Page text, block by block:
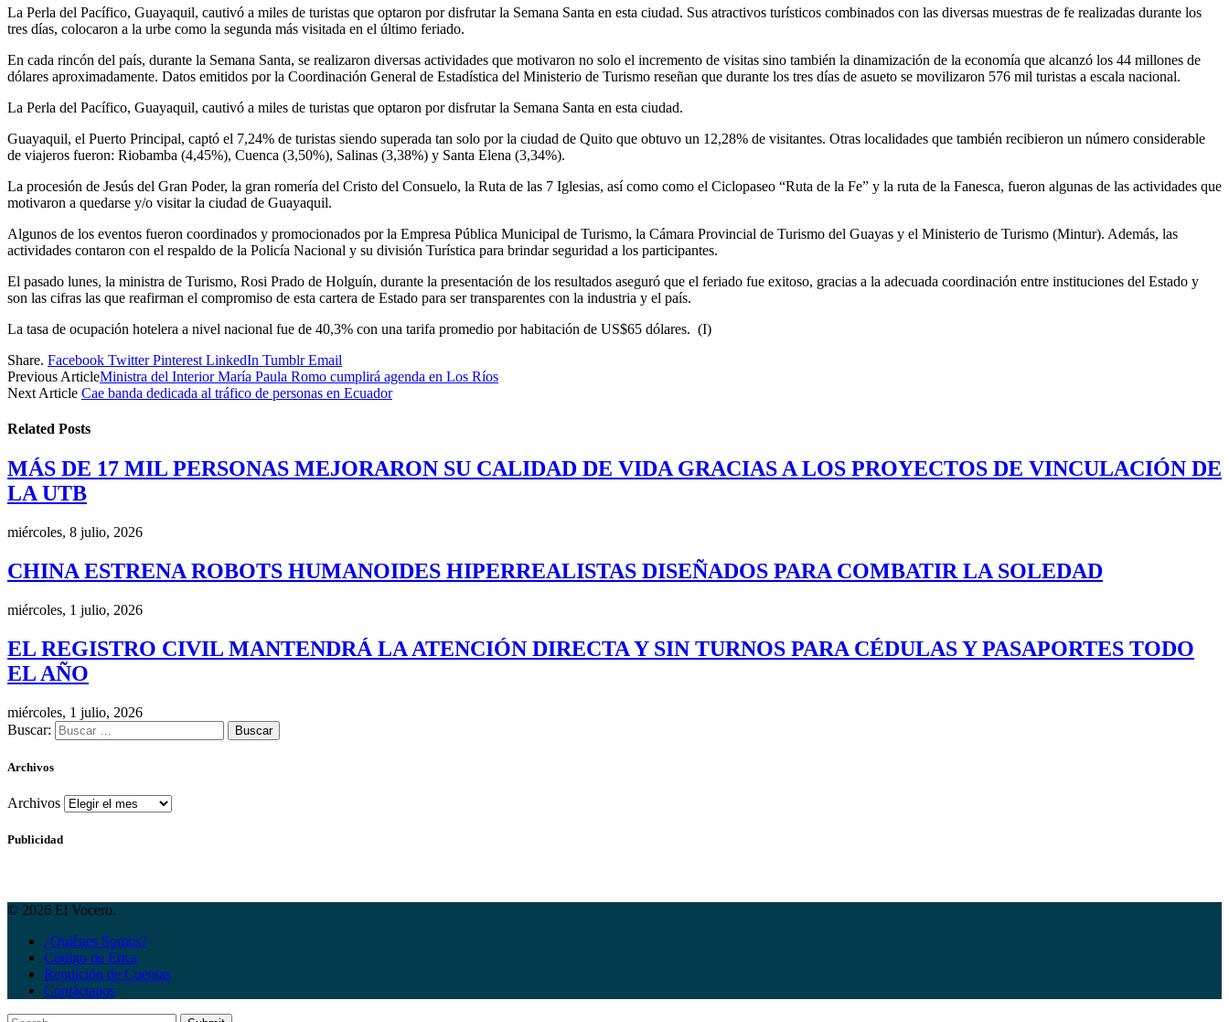
La Perla del Pacífico, Guayaquil, cautivó a miles de turistas que optaron por disfrutar la Semana Santa en esta ciudad. Sus atractivos turísticos combinados con las diversas muestras de fe realizadas durante los
tres días, colocaron a la urbe como la segunda más visitada en el último feriado.
En cada rincón del país, durante la Semana Santa, se realizaron diversas actividades que motivaron no solo el incremento de visitas sino también la dinamización de la economía que alcanzó los 44 millones de
dólares aproximadamente. Datos emitidos por la Coordinación General de Estadística del Ministerio de Turismo reseñan que durante los tres días de asueto se movilizaron 576 mil turistas a escala nacional.
La Perla del Pacífico, Guayaquil, cautivó a miles de turistas que optaron por disfrutar la Semana Santa en esta ciudad.
Guayaquil, el Puerto Principal, captó el 7,24% de turistas siendo superada tan solo por la ciudad de Quito que obtuvo un 12,28% de visitantes. Otras localidades que también recibieron un número considerable
de viajeros fueron: Riobamba (4,45%), Cuenca (3,50%), Salinas (3,38%) y Santa Elena (3,34%).
La procesión de Jesús del Gran Poder, la gran romería del Cristo del Consuelo, la Ruta de las 7 Iglesias, así como como el Ciclopaseo “Ruta de la Fe” y la ruta de la Fanesca, fueron algunas de las actividades que
motivaron a quedarse y/o visitar la ciudad de Guayaquil.
Algunos de los eventos fueron coordinados y promocionados por la Empresa Pública Municipal de Turismo, la Cámara Provincial de Turismo del Guayas y el Ministerio de Turismo (Mintur). Además, las
actividades contaron con el respaldo de la Policía Nacional y su división Turística para brindar seguridad a los participantes.
El pasado lunes, la ministra de Turismo, Rosi Prado de Holguín, durante la presentación de los resultados aseguró que el feriado fue exitoso, gracias a la adecuada coordinación entre instituciones del Estado y
son las cifras las que reafirman el compromiso de esta cartera de Estado para ser transparentes con la industria y el país.
La tasa de ocupación hotelera a nivel nacional fue de 40,3% con una tarifa promedio por habitación de US$65 dólares. (I)
Share. Facebook Twitter Pinterest LinkedIn Tumblr Email
Previous ArticleMinistra del Interior María Paula Romo cumplirá agenda en Los Ríos
Next Article Cae banda dedicada al tráfico de personas en Ecuador
Related Posts
MÁS DE 17 MIL PERSONAS MEJORARON SU CALIDAD DE VIDA GRACIAS A LOS PROYECTOS DE VINCULACIÓN DE
LA UTB
miércoles, 8 julio, 2026
CHINA ESTRENA ROBOTS HUMANOIDES HIPERREALISTAS DISEÑADOS PARA COMBATIR LA SOLEDAD
miércoles, 1 julio, 2026
EL REGISTRO CIVIL MANTENDRÁ LA ATENCIÓN DIRECTA Y SIN TURNOS PARA CÉDULAS Y PASAPORTES TODO
EL AÑO
miércoles, 1 julio, 2026
Buscar:
Archivos
Archivos
Publicidad
© 2026 El Vocero.
¿Quiénes Somos?
Código de Ética
Rendición de Cuentas
Contáctanos